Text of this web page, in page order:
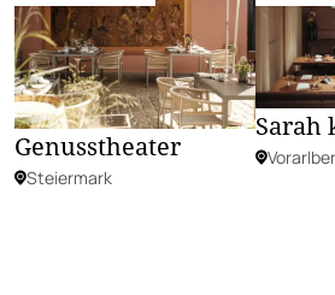
Genusstheater
Steiermark
Sarah